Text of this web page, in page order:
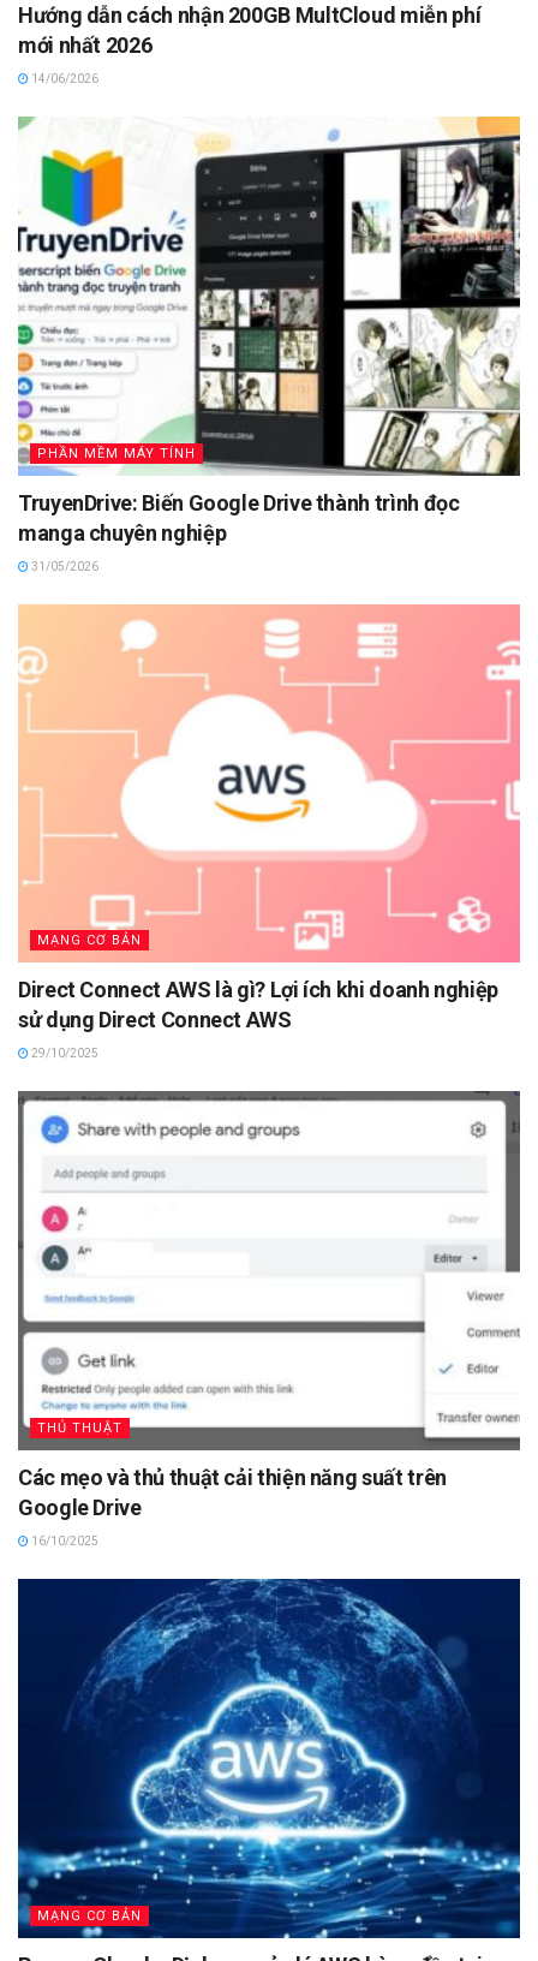
Hướng dẫn cách nhận 200GB MultCloud miễn phí
mới nhất 2026
14/06/2026
PHẦN MỀM MÁY TÍNH
TruyenDrive: Biến Google Drive thành trình đọc
manga chuyên nghiệp
31/05/2026
MẠNG CƠ BẢN
Direct Connect AWS là gì? Lợi ích khi doanh nghiệp
sử dụng Direct Connect AWS
29/10/2025
THỦ THUẬT
Các mẹo và thủ thuật cải thiện năng suất trên
Google Drive
16/10/2025
MẠNG CƠ BẢN